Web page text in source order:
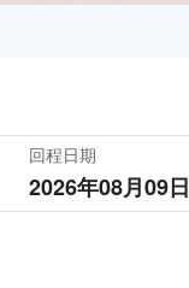
回程日期
2026年08月09日